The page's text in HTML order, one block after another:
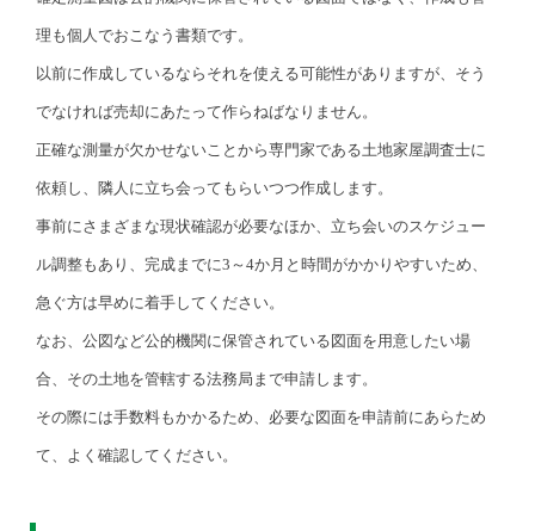
理も個人でおこなう書類です。
以前に作成しているならそれを使える可能性がありますが、そう
でなければ売却にあたって作らねばなりません。
正確な測量が欠かせないことから専門家である土地家屋調査士に
依頼し、隣人に立ち会ってもらいつつ作成します。
事前にさまざまな現状確認が必要なほか、立ち会いのスケジュー
ル調整もあり、完成までに3～4か月と時間がかかりやすいため、
急ぐ方は早めに着手してください。
なお、公図など公的機関に保管されている図面を用意したい場
合、その土地を管轄する法務局まで申請します。
その際には手数料もかかるため、必要な図面を申請前にあらため
て、よく確認してください。